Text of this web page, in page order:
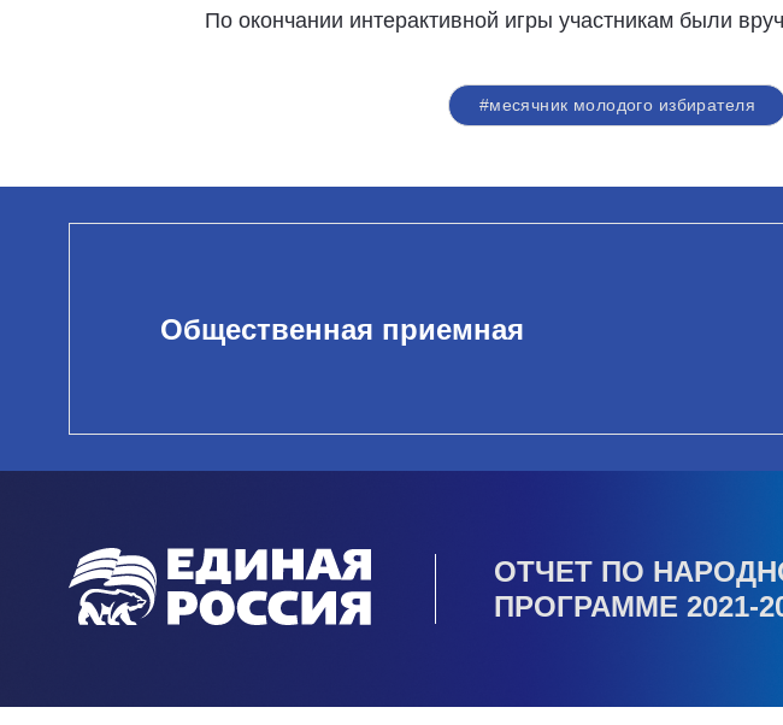
По окончании интерактивной игры участникам были
#месячник молодого избирателя
Общественная приемная
ОТЧЕТ ПО
ПРОГРАММЕ 2021-